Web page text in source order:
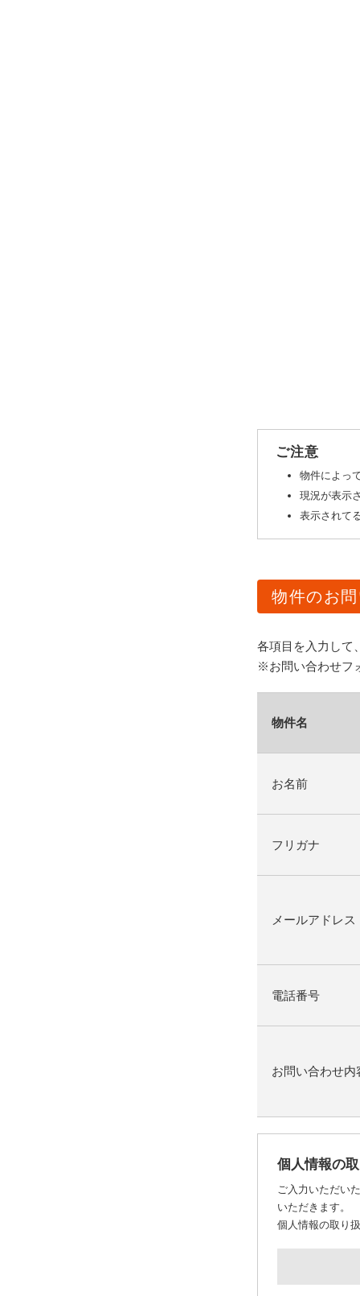
ご注意
物件によっ
現況が表示
表示されて
物件のお
各項目を入力して
※お問い合わせフ
物件名
お名前
フリガナ
メールアドレス
電話番号
お問い合わせ内
個人情報の
ご入力いただい
いただきます。
個人情報の取り